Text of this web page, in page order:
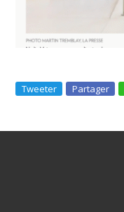
Tweeter Partager